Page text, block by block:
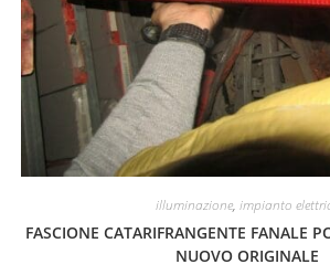
illuminazione, impianto
FASCIONE CATARIFRANGENTE FANALE
NUOVO ORIGINALE